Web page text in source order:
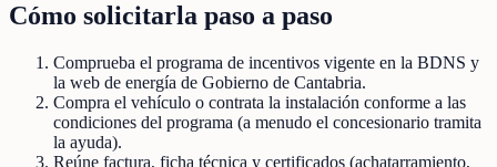
Cómo solicitarla paso a paso
Comprueba el programa de incentivos vigente en la BDNS y
la web de energía de Gobierno de Cantabria.
Compra el vehículo o contrata la instalación conforme a las
condiciones del programa (a menudo el concesionario tramita
la ayuda).
Reúne factura, ficha técnica y certificados (achatarramiento,